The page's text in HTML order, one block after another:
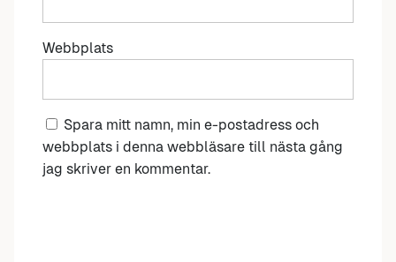
Webbplats
Spara mitt namn, min e-postadress och
webbplats i denna webbläsare till nästa gång
jag skriver en kommentar.